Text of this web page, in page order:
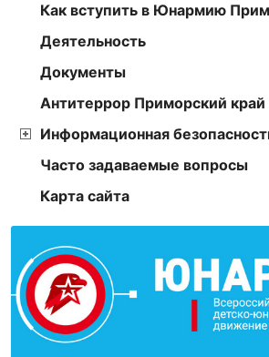
Как вступить в Юнармию
Деятельность
Документы
Антитеррор Приморский край
Информационная
Часто задаваемые вопросы
Карта сайта